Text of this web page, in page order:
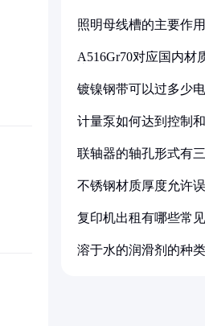
照明母线槽的主要作
A516Gr70对应国内材
镀镍钢带可以过多少
计量泵如何达到控制
联轴器的轴孔形式有
不锈钢材质厚度允许
复印机出租有哪些常
溶于水的润滑剂的种类